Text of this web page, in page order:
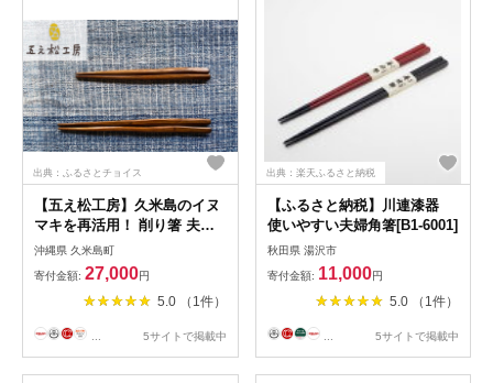
出典：ふるさとチョイス
【五え松工房】久米島のイヌ
マキを再活用！ 削り箸 夫婦
箸
沖縄県 久米島町
寄付金額: 27,000円
5.0 （1件）
5サイトで掲載中
出典：楽天ふるさと納税
【ふるさと納税】川連漆器
使いやすい夫婦角箸[B1-6001]
秋田県 湯沢市
寄付金額: 11,000円
5.0 （1件）
5サイトで掲載中